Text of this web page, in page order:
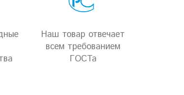
Наш товар отвечает
всем требованием
ГОСТа